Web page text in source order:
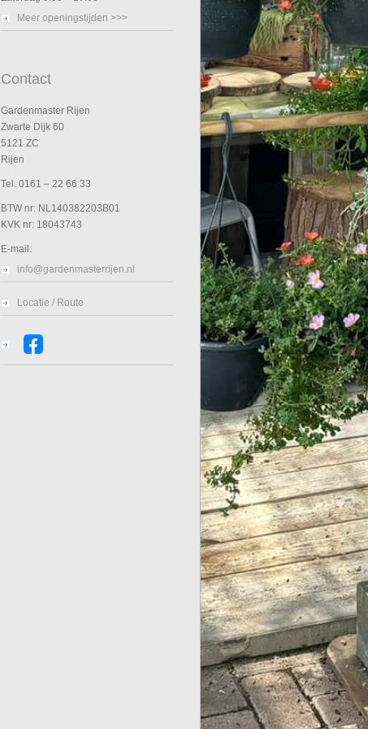
Meer openingstijden >>>
Contact
Gardenmaster Rijen
Zwarte Dijk 60
5121 ZC
Rijen
Tel. 0161 – 22 66 33
BTW nr: NL140382203B01
KVK nr: 18043743
E-mail:
info@gardenmasterrijen.nl
Locatie / Route